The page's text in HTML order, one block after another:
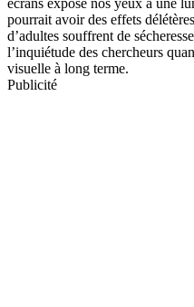
pourrait avoir des effets
d’adultes souffrent de
l’inquiétude des chercheurs
visuelle à long terme.
Publicité